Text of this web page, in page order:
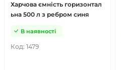
Харчова ємність горизонтал
ьна 500 л з ребром синя
Код: 1479
В наявності